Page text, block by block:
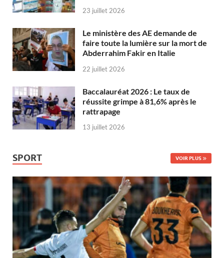
23 juillet 2026
Le ministère des AE demande de
faire toute la lumière sur la mort de
Abderrahim Fakir en Italie
22 juillet 2026
Baccalauréat 2026 : Le taux de
réussite grimpe à 81,6% après le
rattrapage
13 juillet 2026
SPORT VOIR PLUS